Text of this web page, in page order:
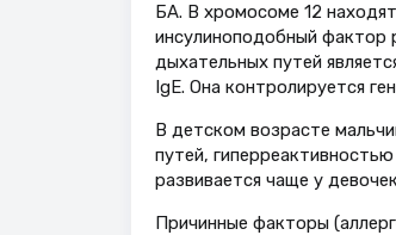
БА. В хромосоме 12
инсулиноподобный фактор
дыхательных путей
IgE. Она контролируется
В детском возрасте
путей,
развивается чаще у
Причинные факторы